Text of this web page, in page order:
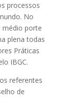
processos
No
médio porte
plena todas
Práticas
IBGC.
referentes
de